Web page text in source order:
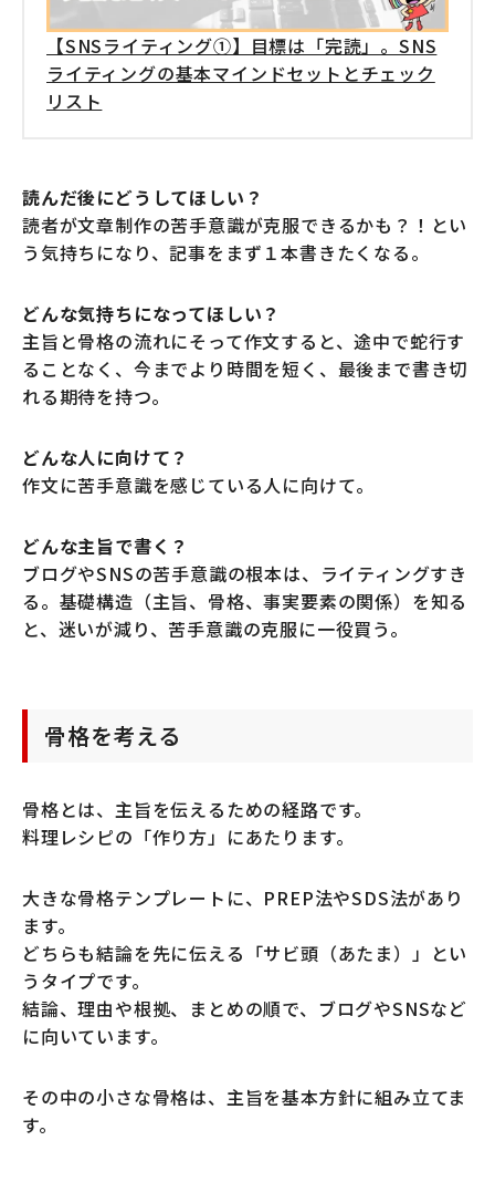
【SNSライティング①】目標は「完読」。SNS
ライティングの基本マインドセットとチェック
リスト
読んだ後にどうしてほしい？
読者が文章制作の苦手意識が克服できるかも？！とい
う気持ちになり、記事をまず１本書きたくなる。
どんな気持ちになってほしい？
主旨と骨格の流れにそって作文すると、途中で蛇行す
ることなく、今までより時間を短く、最後まで書き切
れる期待を持つ。
どんな人に向けて？
作文に苦手意識を感じている人に向けて。
どんな主旨で書く？
ブログやSNSの苦手意識の根本は、ライティングすき
る。基礎構造（主旨、骨格、事実要素の関係）を知る
と、迷いが減り、苦手意識の克服に一役買う。
骨格を考える
骨格とは、主旨を伝えるための経路です。
料理レシピの「作り方」にあたります。
大きな骨格テンプレートに、PREP法やSDS法があり
ます。
どちらも結論を先に伝える「サビ頭（あたま）」とい
うタイプです。
結論、理由や根拠、まとめの順で、ブログやSNSなど
に向いています。
その中の小さな骨格は、主旨を基本方針に組み立てま
す。